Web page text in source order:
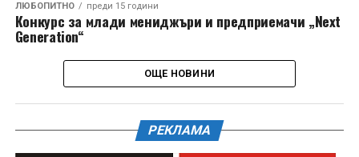
ЛЮБОПИТНО преди 15 години
Конкурс за млади мениджъри и предприемачи „Next
Generation“
ОЩЕ НОВИНИ
РЕКЛАМА